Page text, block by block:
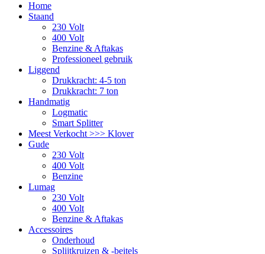
Home
Staand
230 Volt
400 Volt
Benzine & Aftakas
Professioneel gebruik
Liggend
Drukkracht: 4-5 ton
Drukkracht: 7 ton
Handmatig
Logmatic
Smart Splitter
Meest Verkocht >>> Klover
Gude
230 Volt
400 Volt
Benzine
Lumag
230 Volt
400 Volt
Benzine & Aftakas
Accessoires
Onderhoud
Splijtkruizen & -beitels